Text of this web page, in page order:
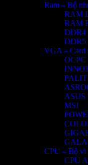
Ram – Bộ
RAM
RAM
DDR4
DDR5
VGA – Card
OCPC
PALIT
ASUS
MSI
CPU – Bộ
CPU